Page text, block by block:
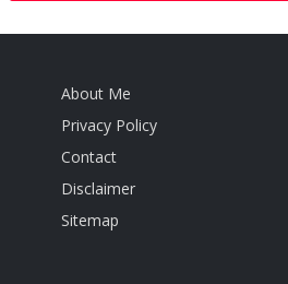
About Me
Privacy Policy
Contact
Disclaimer
Sitemap